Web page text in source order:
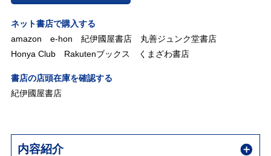
ネット書店で購入する
amazon
e-hon 紀伊國屋書店
丸善ジュンク堂書店
Honya Club
Rakutenブックス くまざわ書店
書店の店頭在庫を確認する
紀伊國屋書店
内容紹介